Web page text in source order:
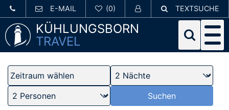
E-MAIL TEXTSUCHE
KÜHLUNGSBORN
TRAVEL